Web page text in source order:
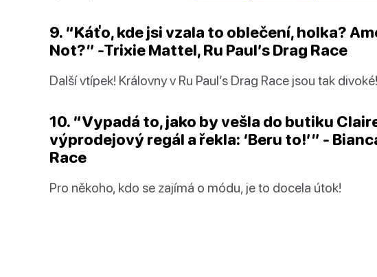
9. “Káťo, kde jsi vzala to oblečení, holka?
Not?” -Trixie Mattel, Ru Paul’s Drag Race
Další vtípek! Královny v Ru Paul’s Drag Race jsou tak divoké!
10. “Vypadá to, jako by vešla do butiku
výprodejový regál a řekla: ‘Beru to!’” -
Race
Pro někoho, kdo se zajímá o módu, je to docela útok!